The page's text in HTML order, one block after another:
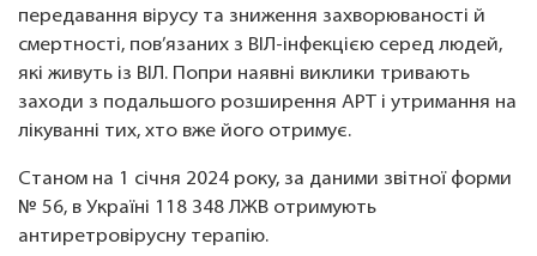
передавання вірусу та зниження захворюваності й
смертності, пов’язаних з ВІЛ-інфекцією серед людей,
які живуть із ВІЛ. Попри наявні виклики тривають
заходи з подальшого розширення АРТ і утримання на
лікуванні тих, хто вже його отримує.
Станом на 1 січня 2024 року, за даними звітної форми
№ 56, в Україні 118 348 ЛЖВ отримують
антиретровірусну терапію.